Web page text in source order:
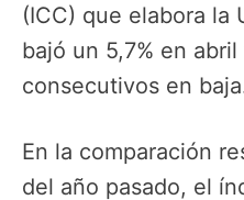
(ICC) que elabora la
bajó un 5,7% en
consecutivos en
En la comparación
del año pasado, el